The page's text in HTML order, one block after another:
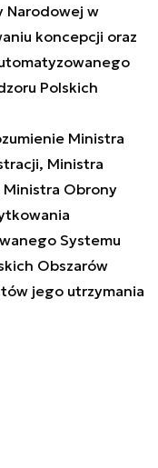
Narodowej w
koncepcji oraz
Polskich
Ministra
Ministra
Ministra Obrony
Systemu
Obszarów
jego utrzymania